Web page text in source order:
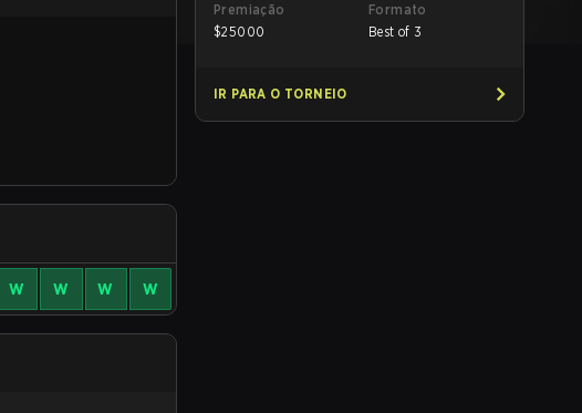
W W W W
Premiação
$25000
Formato
Best of 3
IR PARA O TORNEIO